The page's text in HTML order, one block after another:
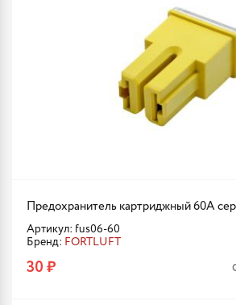
Предохранитель картриджный 60A
Артикул: fus06-60
Бренд: FORTLUFT
30 ₽